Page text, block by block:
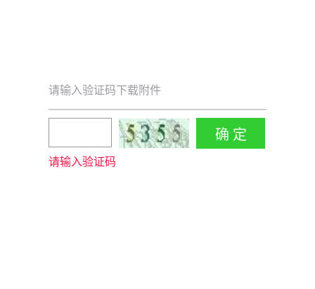
请输入验证码下载附件
请输入验证码